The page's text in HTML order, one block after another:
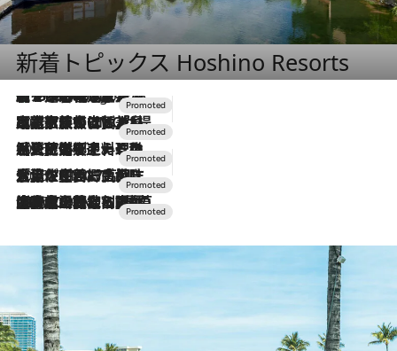
新着トピックス Hoshino Resorts
6 Hours Ago
【トンボの足水浴】ヒノキの香りに包まれて涼感マックス！約13℃の湧水かけ流しを避暑地「星野温泉 トンボの湯」で体験
2026.7.31
【ホテル帰省】という選択肢をOMOが提案。家族とほどよい距離を保つには「昼は実家、夜は気兼ねなくホテルで！」
2026.7.24
【夏限定ディナーコース】旬を迎える稚鮎や花ズッキーニなどをイタリア・トスカーナの郷土料理の手法で満喫！
2026.7.17
「土佐和ハーブかき氷」がOMO7高知に登場！生姜、山椒、大葉など目にも舌にも涼を呼ぶ郷土の味
2026.7.10
NEW OPEN！【界 草津】名湯の地に誕生。趣の異なる2種の温泉と上州ならではの会席・蕎麦割烹など美食を味わう究極の癒やし旅